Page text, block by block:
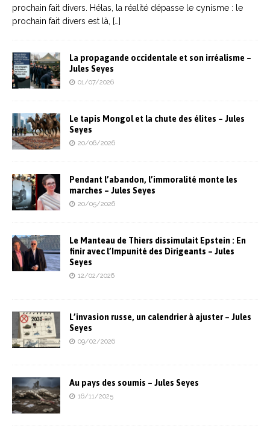
prochain fait divers. Hélas, la réalité dépasse le cynisme : le
prochain fait divers est là,
[…]
La propagande occidentale et son irréalisme –
Jules Seyes
01/07/2026
Le tapis Mongol et la chute des élites – Jules
Seyes
20/06/2026
Pendant l’abandon, l’immoralité monte les
marches – Jules Seyes
20/05/2026
Le Manteau de Thiers dissimulait Epstein : En
finir avec l’Impunité des Dirigeants – Jules
Seyes
12/02/2026
L’invasion russe, un calendrier à ajuster – Jules
Seyes
09/02/2026
Au pays des soumis – Jules Seyes
16/11/2025